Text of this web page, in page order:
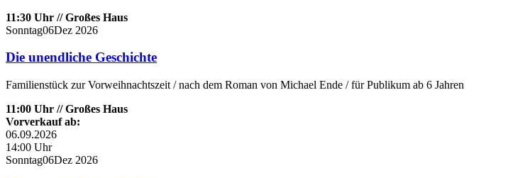
11:30 Uhr // Großes Haus
Sonntag06Dez 2026
Die unendliche Geschichte
Familienstück zur Vorweihnachtszeit / nach dem Roman von Michael Ende / für Publikum ab 6 Jahren
11:00 Uhr // Großes Haus
Vorverkauf ab:
06.09.2026
14:00 Uhr
Sonntag06Dez 2026